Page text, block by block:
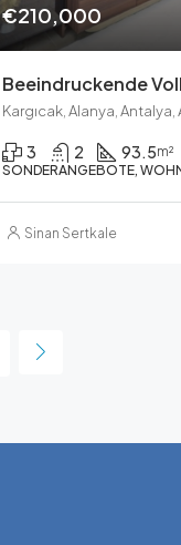
€210,000
Kargıcak, Alanya,
3 2 93.5m²
SONDERANGEBOTE,
Sinan Sertkale